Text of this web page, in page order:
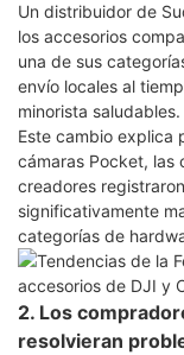
Un distribuidor de
los accesorios
una de sus
envío locales al
minorista saludables.
Este cambio explica
cámaras Pocket, las
creadores
significativamente
categorías de
2. Los
resolvieran